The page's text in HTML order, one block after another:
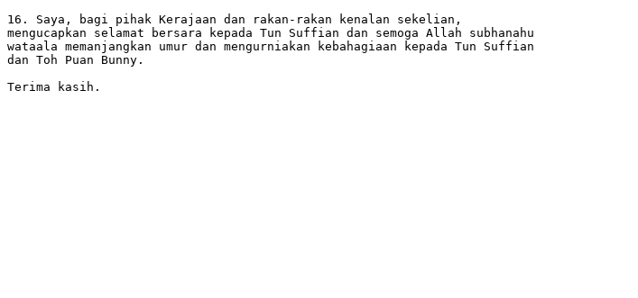
16. Saya, bagi pihak Kerajaan dan rakan-rakan kenalan sekelian,
mengucapkan selamat bersara kepada Tun Suffian dan semoga Allah subhanahu
wataala memanjangkan umur dan mengurniakan kebahagiaan kepada Tun Suffian
dan Toh Puan Bunny.
Terima kasih.